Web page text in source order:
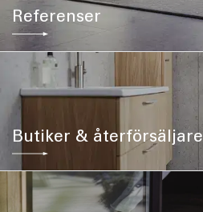
Referenser
Butiker & återförsäljare